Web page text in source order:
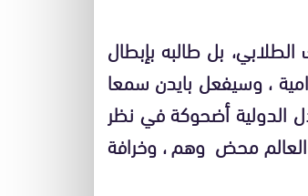
بل طالبه بإبطال
، وسيفعل بايدن سمعا
أضحوكة في نظر
محض وهم ، وخرافة